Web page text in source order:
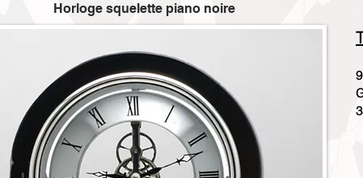
Horloge squelette piano noire